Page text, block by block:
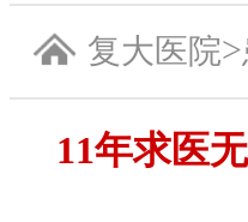
复大医院>
11年求医